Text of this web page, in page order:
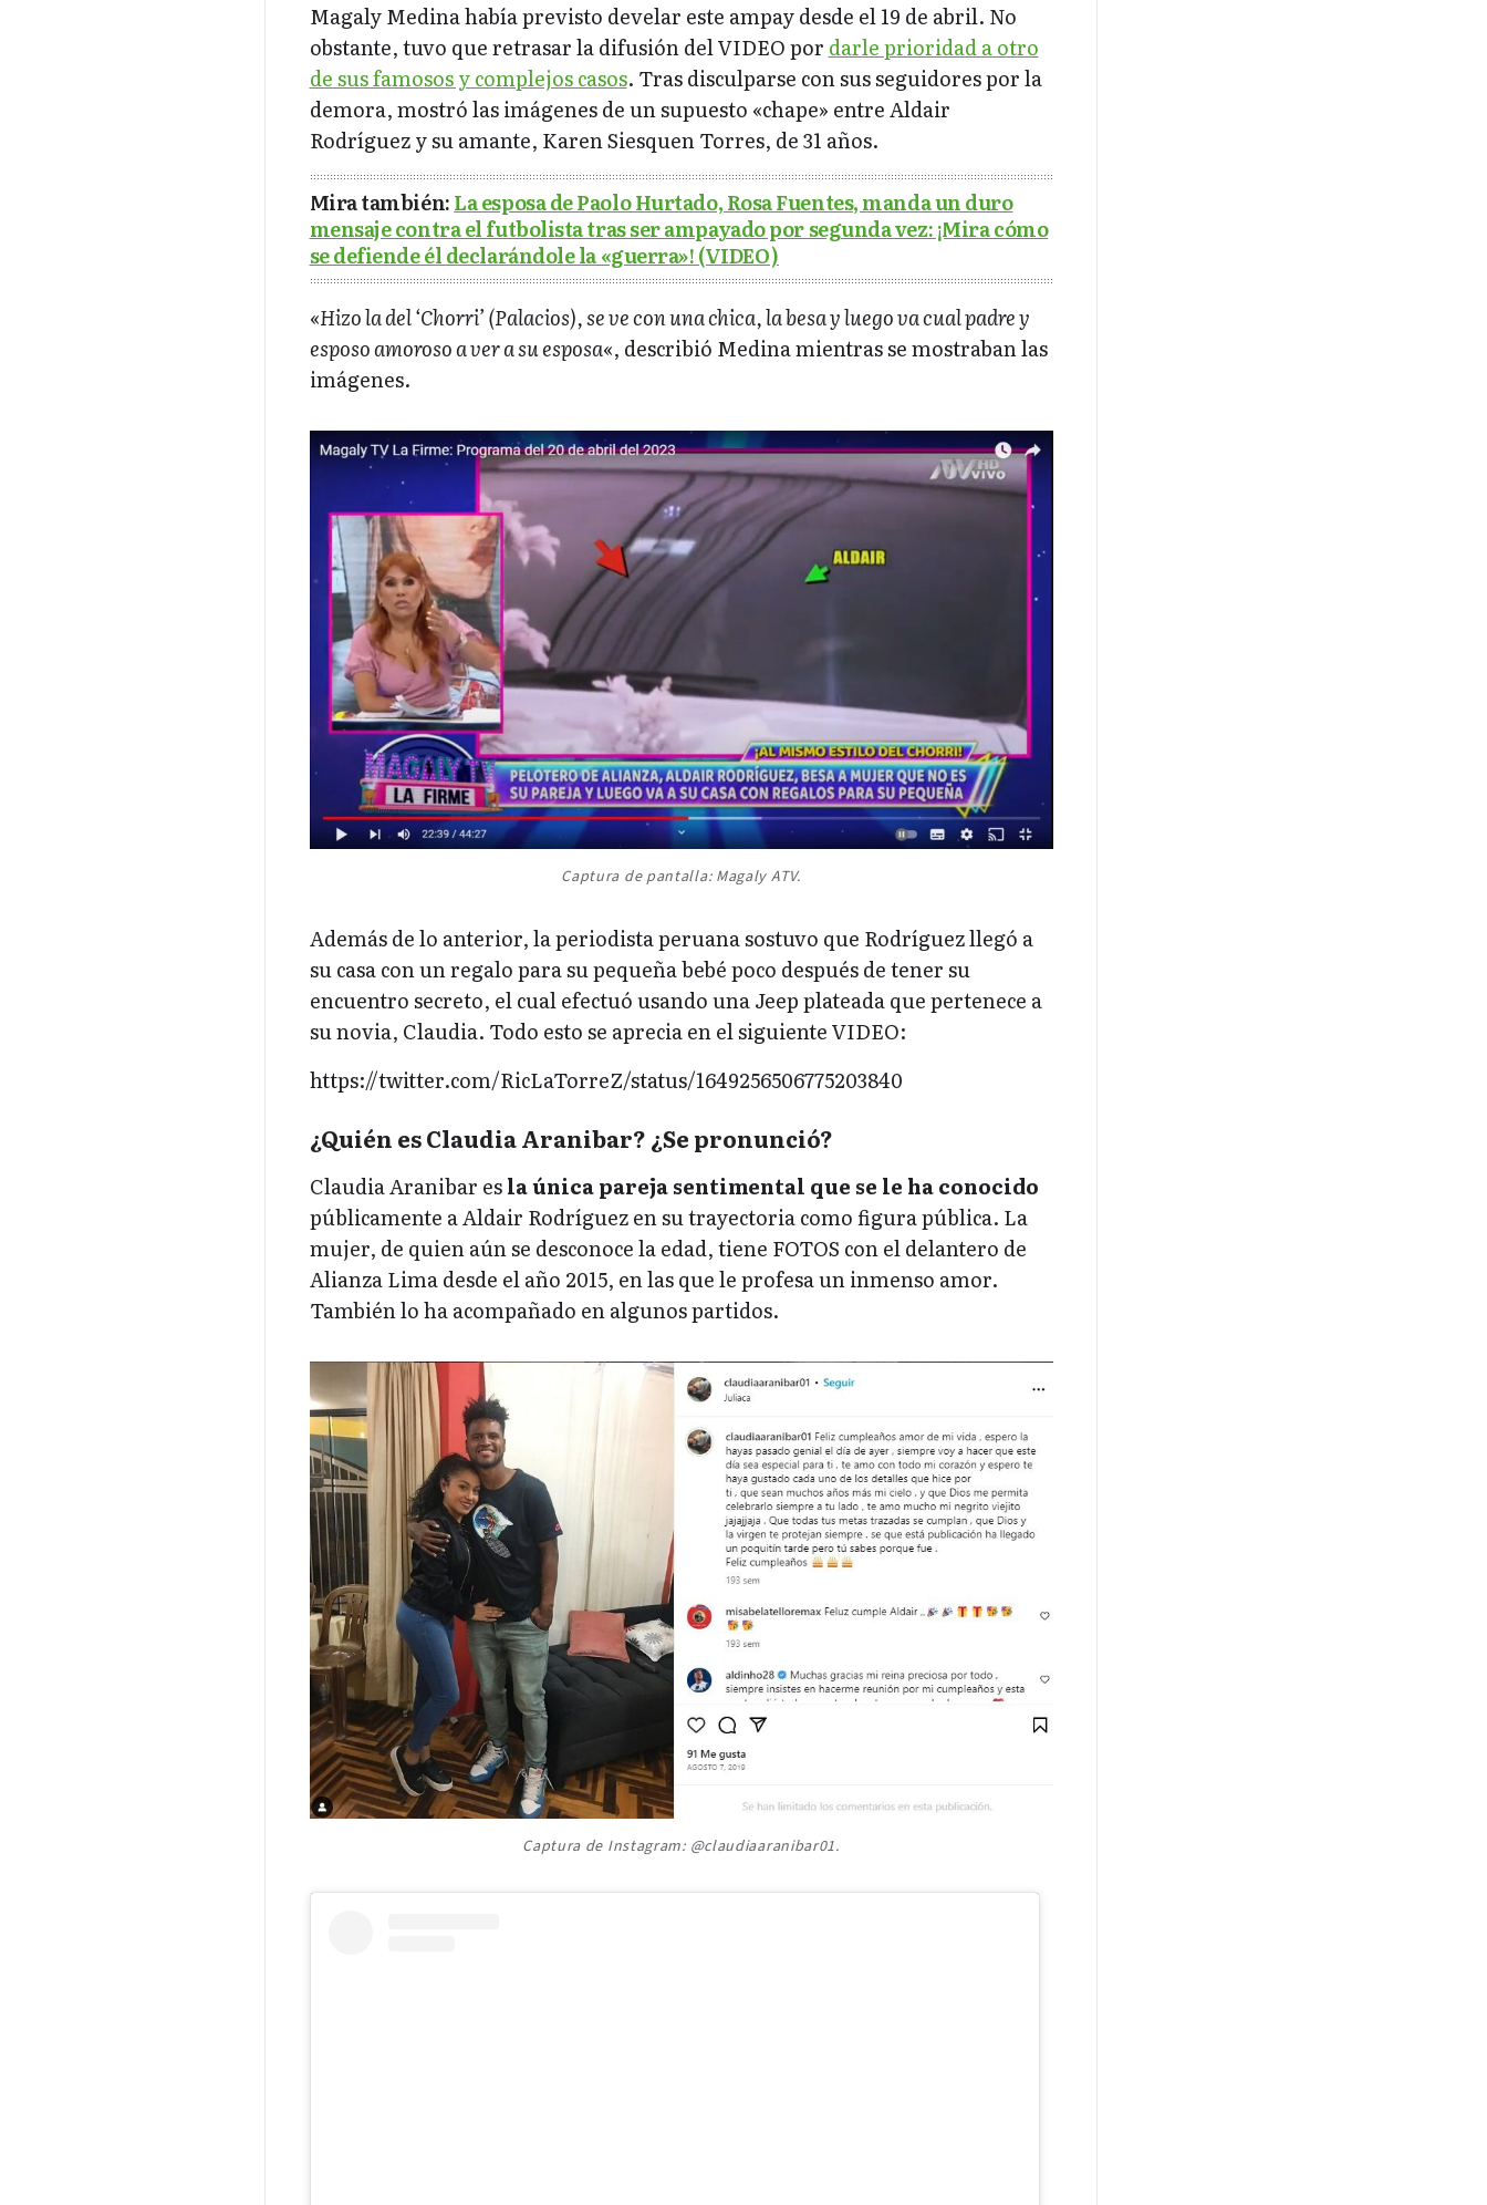
Magaly Medina había previsto develar este ampay desde el 19 de abril. No
obstante, tuvo que retrasar la difusión del VIDEO por darle prioridad a otro
de sus famosos y complejos casos. Tras disculparse con sus seguidores por la
demora, mostró las imágenes de un supuesto «chape» entre Aldair
Rodríguez y su amante, Karen Siesquen Torres, de 31 años.
Mira también:La esposa de Paolo Hurtado, Rosa Fuentes, manda un duro
mensaje contra el futbolista tras ser ampayado por segunda vez: ¡Mira cómo
se defiende él declarándole la «guerra»! (VIDEO)
«Hizo la del ‘Chorri’ (Palacios), se ve con una chica, la besa y luego va cual padre y
esposo amoroso a ver a su esposa«, describió Medina mientras se mostraban las
imágenes.
Captura de pantalla: Magaly ATV.
Además de lo anterior, la periodista peruana sostuvo que Rodríguez llegó a
su casa con un regalo para su pequeña bebé poco después de tener su
encuentro secreto, el cual efectuó usando una Jeep plateada que pertenece a
su novia, Claudia. Todo esto se aprecia en el siguiente VIDEO:
https://twitter.com/RicLaTorreZ/status/1649256506775203840
¿Quién es Claudia Aranibar? ¿Se pronunció?
Claudia Aranibar esla única pareja sentimental que se le ha conocido
públicamente a Aldair Rodríguez en su trayectoria como figura pública. La
mujer, de quien aún se desconoce la edad, tiene FOTOS con el delantero de
Alianza Lima desde el año 2015, en las que le profesa un inmenso amor.
También lo ha acompañado en algunos partidos.
Captura de Instagram: @claudiaaranibar01.